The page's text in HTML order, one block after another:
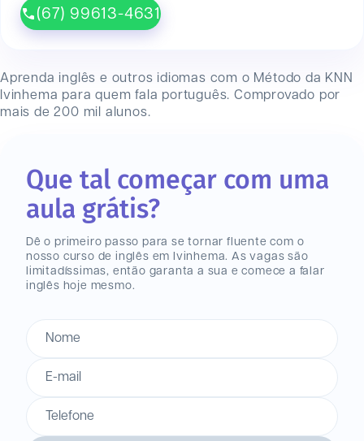
Aprenda inglês e outros idiomas com o Método da KNN
Ivinhema para quem fala português. Comprovado por
mais de 200 mil alunos.
(67) 99613-4631
Que tal começar com uma
aula grátis?
Dê o primeiro passo para se tornar fluente com o
nosso curso de inglês em Ivinhema. As vagas são
limitadíssimas, então garanta a sua e comece a falar
inglês hoje mesmo.
Nome
E-mail
Telefone